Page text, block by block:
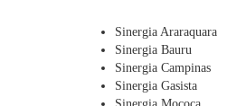
Sinergia Araraquara
Sinergia Bauru
Sinergia Campinas
Sinergia Gasista